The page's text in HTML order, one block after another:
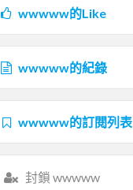
wwwww的Like
wwwww的紀錄
wwwww的訂閱列表
封鎖 wwwww